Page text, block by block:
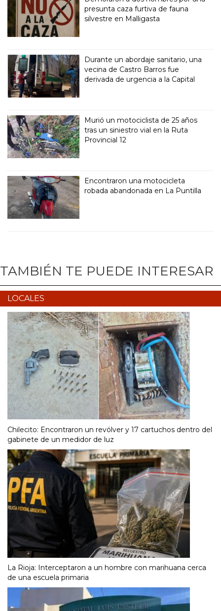
presunta caza furtiva de fauna
silvestre en Malligasta
Durante un abordaje sanitario, una
vecina de Castro Barros fue
derivada de urgencia a la Capital
Murió un motociclista de 25 años
tras un siniestro vial en la Ruta
Provincial 12
Encontraron una motocicleta
robada abandonada en La Puntilla
TAMBIÉN TE PUEDE INTERESAR
LOCALES
Chilecito: Encontraron un revólver y 17 cartuchos dentro del
gabinete de un medidor de luz
La Rioja: Interceptaron a un hombre con marihuana cerca
de una escuela primaria